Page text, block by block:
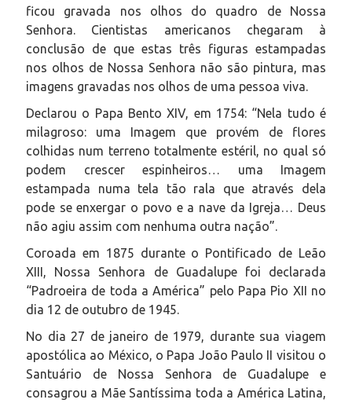
ficou gravada nos olhos do quadro de Nossa
Senhora. Cientistas americanos chegaram à
conclusão de que estas três figuras estampadas
nos olhos de Nossa Senhora não são pintura, mas
imagens gravadas nos olhos de uma pessoa viva.
Declarou o Papa Bento XIV, em 1754: “Nela tudo é
milagroso: uma Imagem que provém de flores
colhidas num terreno totalmente estéril, no qual só
podem crescer espinheiros… uma Imagem
estampada numa tela tão rala que através dela
pode se enxergar o povo e a nave da Igreja… Deus
não agiu assim com nenhuma outra nação”.
Coroada em 1875 durante o Pontificado de Leão
XIII, Nossa Senhora de Guadalupe foi declarada
“Padroeira de toda a América” pelo Papa Pio XII no
dia 12 de outubro de 1945.
No dia 27 de janeiro de 1979, durante sua viagem
apostólica ao México, o Papa João Paulo II visitou o
Santuário de Nossa Senhora de Guadalupe e
consagrou a Mãe Santíssima toda a América Latina,